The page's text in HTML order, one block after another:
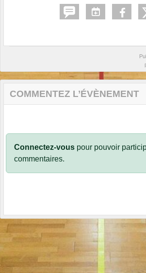
COMMENTEZ L’ÉVÈNEMENT
Connectez-vous pour pouvoir
commentaires.